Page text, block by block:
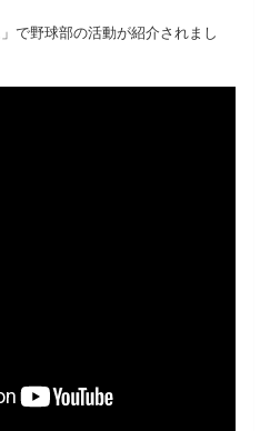
で野球部の活動が紹介されまし